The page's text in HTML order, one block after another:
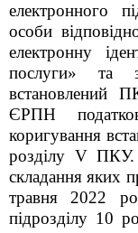
електронного
особи
електронну
послуги» та
встановлений
ЄРПН
коригування
розділу V ПКУ.
складання яких
травня 2022
підрозділу 10